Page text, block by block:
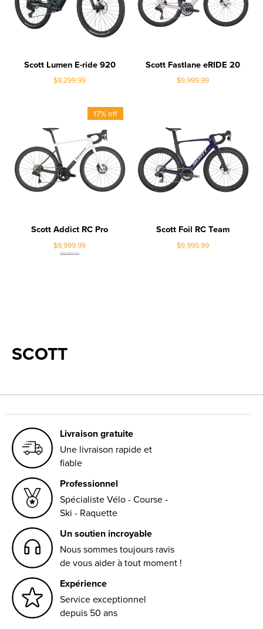
Scott Lumen E-ride 920
$9,299.99
Scott Fastlane eRIDE 20
$9,999.99
17% off
Scott Addict RC Pro
$9,999.99
$12,000.00
Scott Foil RC Team
$9,999.99
SCOTT
Livraison gratuite
Une livraison rapide et
fiable
Professionnel
Spécialiste Vélo - Course -
Ski - Raquette
Un soutien incroyable
Nous sommes toujours ravis
de vous aider à tout moment !
Expérience
Service exceptionnel
depuis 50 ans